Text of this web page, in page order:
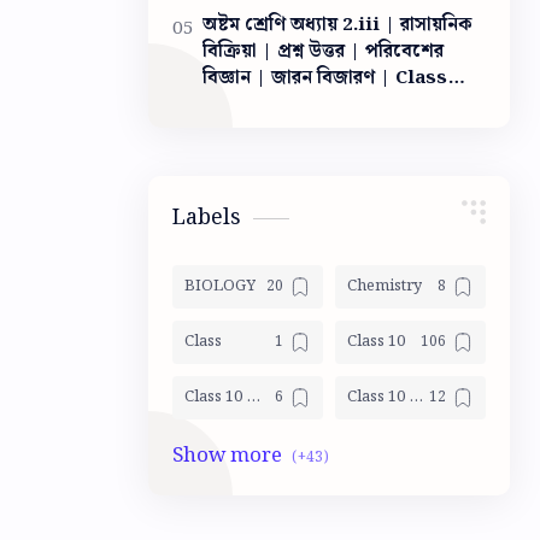
অষ্টম শ্রেণি অধ্যায় 2.iii | রাসায়নিক
বিক্রিয়া | প্রশ্ন উত্তর | পরিবেশের
বিজ্ঞান | জারন বিজারণ | Class
Labels
BIOLOGY Chemistry
Class Class 10
Class 10 Geography Class 10 Life Science Mocktest
Class 10 LSc